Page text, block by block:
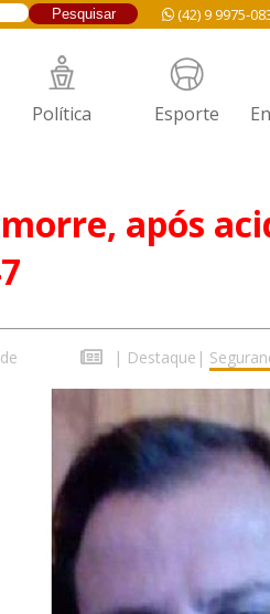
(42) 9 9975-
Política Esporte
após
| Destaque |